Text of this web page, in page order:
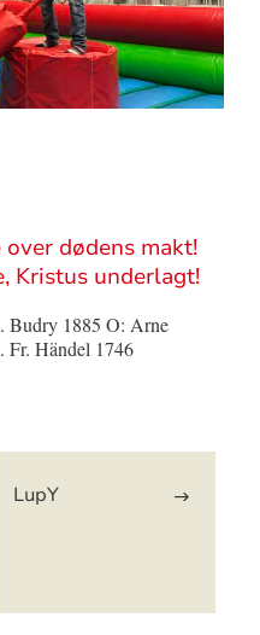
dødens makt!
Kristus underlagt!
Budry 1885 O: Arne
Fr. Händel 1746
LupY